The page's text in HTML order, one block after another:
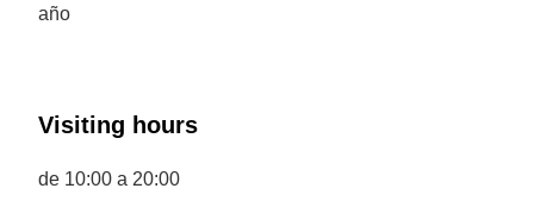
año
Visiting hours
de 10:00 a 20:00